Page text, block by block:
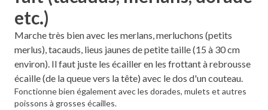
etc.)
Marche très bien avec les merlans, merluchons (petits
merlus), tacauds, lieus jaunes de petite taille (15 à 30 cm
environ). Il faut juste les écailler en les frottant à rebrousse
écaille (de la queue vers la tête) avec le dos d'un couteau.
Fonctionne bien également avec les dorades, mulets et autres
poissons à grosses écailles.